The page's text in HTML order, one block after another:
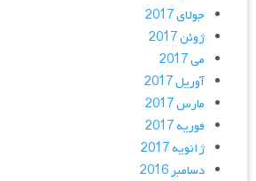
جولای 2017
ژوئن 2017
می 2017
آوریل 2017
مارس 2017
فوریه 2017
ژانویه 2017
دسامبر 2016